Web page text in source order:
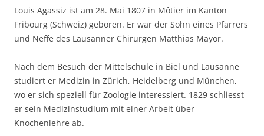
Louis Agassiz ist am 28. Mai 1807 in Môtier im Kanton
Fribourg (Schweiz) geboren. Er war der Sohn eines Pfarrers
und Neffe des Lausanner Chirurgen Matthias Mayor.
Nach dem Besuch der Mittelschule in Biel und Lausanne
studiert er Medizin in Zürich, Heidelberg und München,
wo er sich speziell für Zoologie interessiert. 1829 schliesst
er sein Medizinstudium mit einer Arbeit über
Knochenlehre ab.